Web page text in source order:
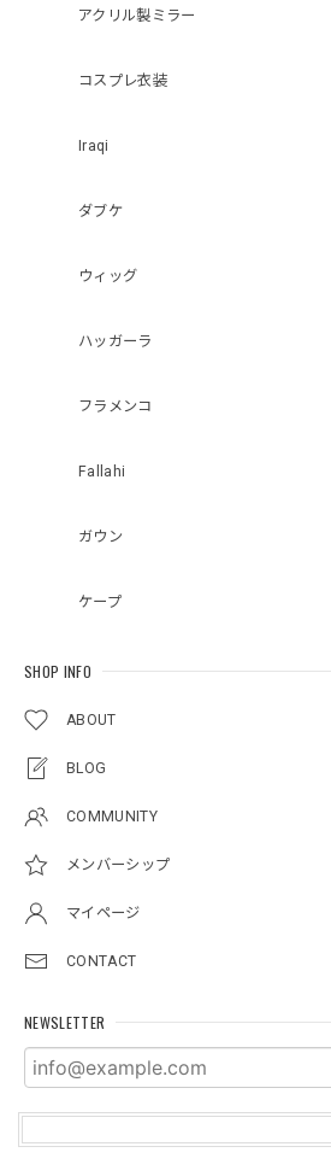
アクリル製ミラー
コスプレ衣装
Iraqi
ダブケ
ウィッグ
ハッガーラ
フラメンコ
Fallahi
ガウン
ケープ
SHOP INFO
ABOUT
BLOG
COMMUNITY
メンバーシップ
マイページ
CONTACT
NEWSLETTER